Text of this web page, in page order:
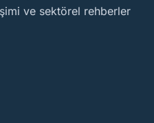
ve sektörel rehberler